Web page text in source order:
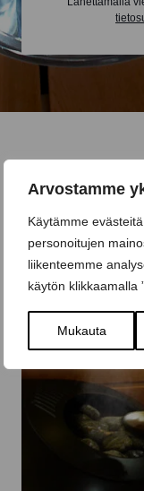
Arvostamme
Käytämme
personoitujen
liikenteemme
käytön klikkaamalla
Mukauta